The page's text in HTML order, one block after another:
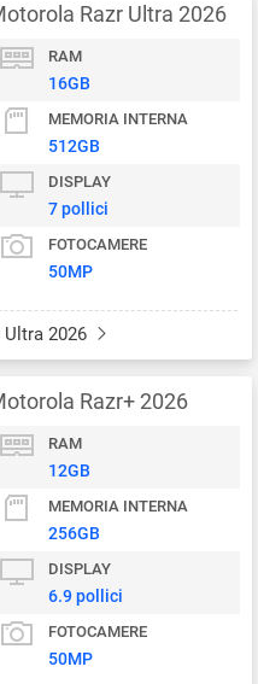
Razr Ultra 2026
RAM
16GB
MEMORIA INTERNA
512GB
DISPLAY
7 pollici
FOTOCAMERE
50MP
2026
Razr+ 2026
RAM
12GB
MEMORIA INTERNA
256GB
DISPLAY
6.9 pollici
FOTOCAMERE
50MP